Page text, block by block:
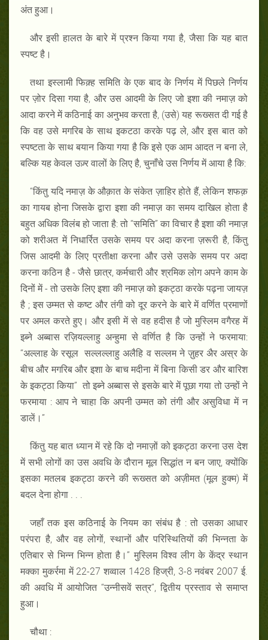
अंत हुआ।
और इसी हालत के बारे में प्रश्न किया गया है, जैसा कि यह बात
स्पष्ट है।
तथा इस्लामी फिक़्ह समिति के एक बाद के निर्णय में पिछले निर्णय
पर ज़ोर दिसा गया है, और उस आदमी के लिए जो इशा की नमाज़ को
आदा करने में कठिनाई का अनुभव करता है, (उसे) यह रूख्सत दी गई है
कि वह उसे मगरिब के साथ इकटठा करके पढ़ ले, और इस बात को
स्पष्टता के साथ बयान किया गया है कि इसे एक आम आदत न बना ले,
बल्कि यह केवल उज़्र वालों के लिए है, चुनाँचे उस निर्णय में आया है कि:
“किंतु यदि नमाज़ के औक़ात के संकेत ज़ाहिर होते हैं, लेकिन शफक़
का गायब होना जिसके द्वारा इशा की नमाज़ का समय दाखिल होता है
बहुत अधिक विलंब हो जाता है: तो ‘‘समिति” का विचार है इशा की नमाज़
को शरीअत में निधार्रित उसके समय पर अदा करना ज़रूरी है, किंतु
जिस आदमी के लिए प्रतीक्षा करना और उसे उसके समय पर अदा
करना कठिन है - जैसे छात्र, कर्मचारी और श्रमिक लोग अपने काम के
दिनों में - तो उसके लिए इशा की नमाज़ को इकट्ठा करके पढ़ना जायज़
है ; इस उम्मत से कष्ट और तंगी को दूर करने के बारे में वर्णित प्रमाणों
पर अमल करते हुए। और इसी में से वह हदीस है जो मुस्लिम वगैरह में
इब्ने अब्बास रज़ियल्लाहु अन्हुमा से वर्णित है कि उन्हों ने फरमाया:
‘‘अल्लाह के रसूल सल्लल्लाहु अलैहि व सल्लम ने ज़ुहर अैर अस्र के
बीच और मगरिब और इशा के बाच मदीना में बिना किसी डर और बारिश
के इकट्ठा किया” तो इब्ने अब्बास से इसके बारे में पूछा गया तो उन्हों ने
फरमाया : आप ने चाहा कि अपनी उम्मत को तंगी और असुविधा में न
डालें।”
किंतु यह बात ध्यान में रहे कि दो नमाज़ों को इकट्ठा करना उस देश
में सभी लोगों का उस अवधि के दौरान मूल सिद्धांत न बन जाए, क्योंकि
इसका मतलब इकट्ठा करने की रूख्सत को अज़ीमत (मूल हुक्म) में
बदल देना होगा . . .
जहाँ तक इस कठिनाई के नियम का संबंध है : तो उसका आधार
परंपरा है, और वह लोगों, स्थानों और परिस्थितियों की भिन्नता के
एतिबार से भिन्न भिन्न होता है।” मुस्लिम विश्व लीग के केंद्र स्थान
मक्का मुकर्रमा में 22-27 शव्वाल 1428 हिज्री, 3-8 नवंबर 2007 ई.
की अवधि में आयोजित “उन्नीसवें सत्र”, द्वितीय प्रस्ताव से समाप्त
हुआ।
चौथा :